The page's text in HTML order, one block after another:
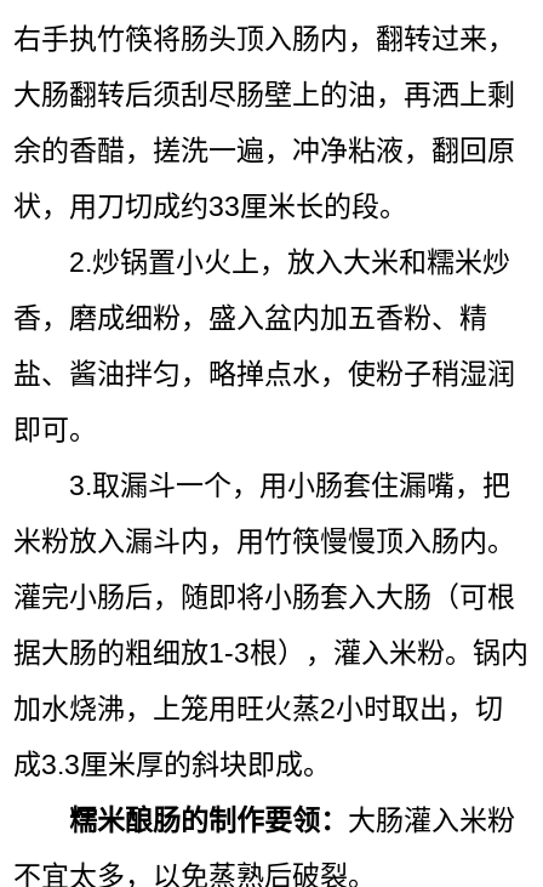
右手执竹筷将肠头顶入肠内，翻转过来，
大肠翻转后须刮尽肠壁上的油，再洒上剩
余的香醋，搓洗一遍，冲净粘液，翻回原
状，用刀切成约33厘米长的段。
2.炒锅置小火上，放入大米和糯米炒
香，磨成细粉，盛入盆内加五香粉、精
盐、酱油拌匀，略掸点水，使粉子稍湿润
即可。
3.取漏斗一个，用小肠套住漏嘴，把
米粉放入漏斗内，用竹筷慢慢顶入肠内。
灌完小肠后，随即将小肠套入大肠（可根
据大肠的粗细放1-3根），灌入米粉。锅内
加水烧沸，上笼用旺火蒸2小时取出，切
成3.3厘米厚的斜块即成。
糯米酿肠的制作要领： 大肠灌入米粉
不宜太多，以免蒸熟后破裂。